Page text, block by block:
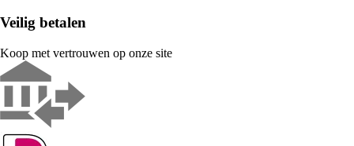
Veilig betalen
Koop met vertrouwen op onze site